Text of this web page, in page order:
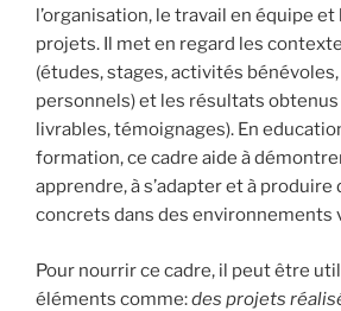
l’organisation, le travail en équipe
projets. Il met en regard les
(études, stages, activités
personnels) et les résultats
livrables, témoignages). En
formation, ce cadre aide à
apprendre, à s’adapter et à
concrets dans des environnements
Pour nourrir ce cadre, il peut être
éléments comme:des projets